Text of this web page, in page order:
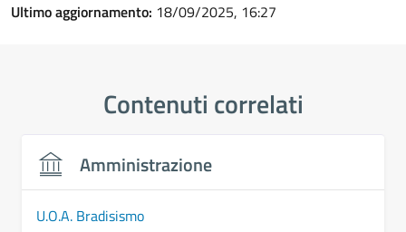
Ultimo aggiornamento: 18/09/2025, 16:27
Contenuti correlati
Amministrazione
U.O.A. Bradisismo